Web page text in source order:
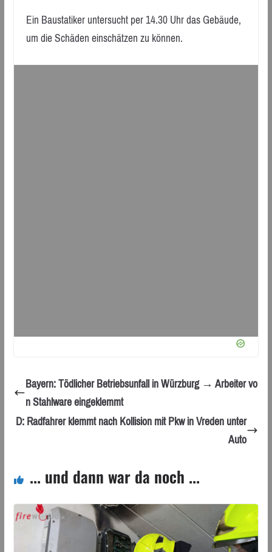
Ein Baustatiker untersucht per 14.30 Uhr das Gebäude,
um die Schäden einschätzen zu können.
Bayern: Tödlicher Betriebsunfall in Würzburg → Arbeiter vo
n Stahlware eingeklemmt
D: Radfahrer klemmt nach Kollision mit Pkw in Vreden unter
Auto
... und dann war da noch ...